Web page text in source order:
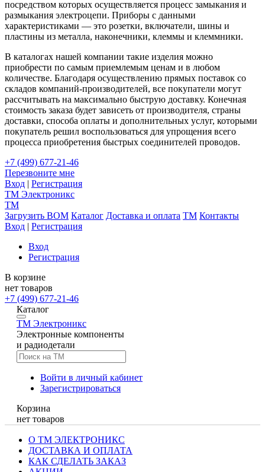
посредством которых осуществляется процесс замыкания и
размыкания электроцепи. Приборы с данными
характеристиками — это розетки, включатели, шины и
пластины из металла, наконечники, клеммы и клеммники.
В каталогах нашей компании такие изделия можно
приобрести по самым приемлемым ценам и в любом
количестве. Благодаря осуществлению прямых поставок со
складов компаний-производителей, все покупатели могут
рассчитывать на максимально быструю доставку. Конечная
стоимость заказа будет зависеть от производителя, страны
доставки, способа оплаты и дополнительных услуг, которыми
покупатель решил воспользоваться для упрощения всего
процесса приобретения быстрых соединителей проводов.
+7 (499) 677-21-46
Перезвоните мне
Вход | Регистрация
TM Электроникс
TM
Загрузить BOM Каталог Доставка и оплата TM Контакты
Вход | Регистрация
Вход
Регистрация
В корзине
нет товаров
+7 (499) 677-21-46
Каталог
TM Электроникс
Электронные компоненты
и радиодетали
Войти в личный кабинет
Зарегистрироваться
Корзина
нет товаров
О ТМ ЭЛЕКТРОНИКС
ДОСТАВКА И ОПЛАТА
КАК СДЕЛАТЬ ЗАКАЗ